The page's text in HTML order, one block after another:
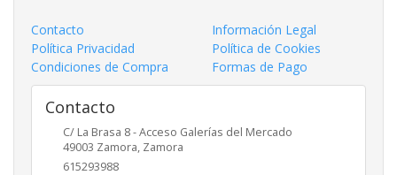
Contacto
Información Legal
Política Privacidad
Política de Cookies
Condiciones de Compra
Formas de Pago
Contacto
C/ La Brasa 8 - Acceso Galerías del Mercado
49003 Zamora, Zamora
615293988